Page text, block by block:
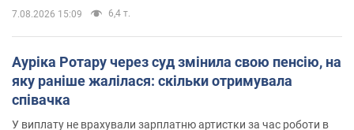
7.08.2026 15:09 6,4 т.
Ауріка Ротару через суд змінила свою пенсію, на
яку раніше жалілася: скільки отримувала
співачка
У виплату не врахували зарплатню артистки за час роботи в